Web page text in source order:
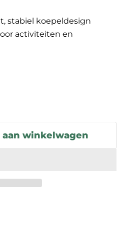
stabiel koepeldesign
activiteiten en
aan winkelwagen